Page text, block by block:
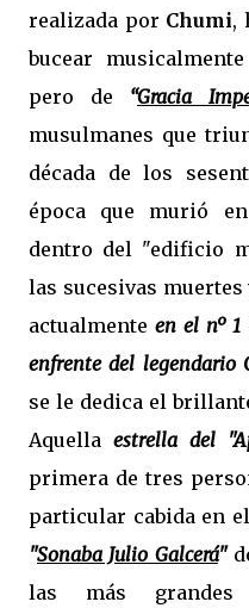
realizada por Chumi,
bucear
pero de “Gracia
musulmanes que
década de los
época que murió
dentro del "edificio
las sucesivas
actualmenteen el nº 1
enfrente del legendario
se le dedica el
Aquellaestrella del
primera de tres
particular cabida en
"Sonaba Julio Galcerá"
las más grandes